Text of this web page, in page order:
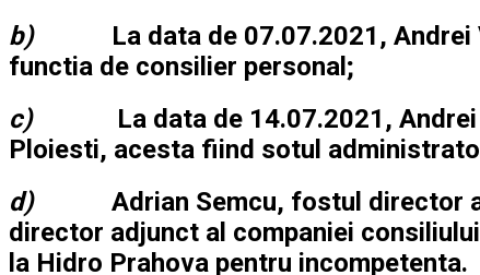
b) La data de 07.07.2021,
functia de consilier personal;
c) La data de 14.07.2021,
Ploiesti, acesta fiind sotul
d) Adrian Semcu, fostul director
director adjunct al companiei
la Hidro Prahova pentru incompetenta.